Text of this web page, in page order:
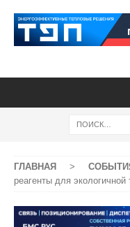
ГЛАВНАЯ >
реагенты для экологичной